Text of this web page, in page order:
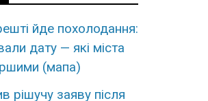
йде похолодання:
дату — які міста
(мапа)
рішучу заяву після